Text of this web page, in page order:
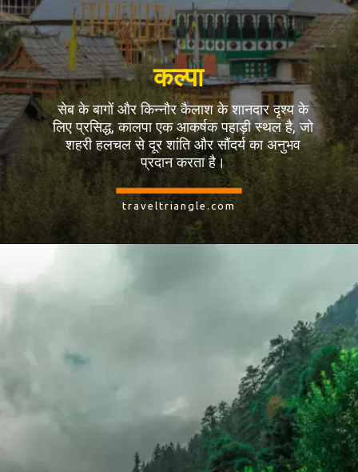
कल्पा
सेब के बागों और किन्नौर कैलाश के शानदार दृश्य के
लिए प्रसिद्ध, कालपा एक आकर्षक पहाड़ी स्थल है, जो
शहरी हलचल से दूर शांति और सौंदर्य का अनुभव
प्रदान करता है।
traveltriangle.com